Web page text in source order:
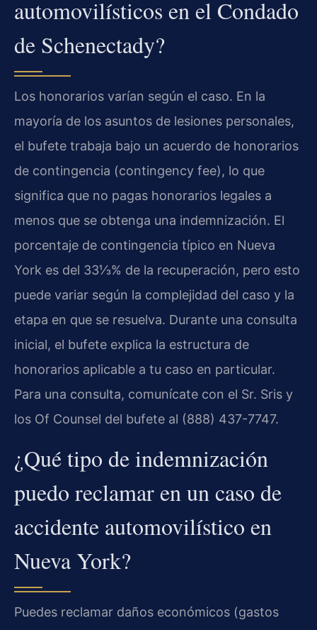
automovilísticos en el Condado
de Schenectady?
Los honorarios varían según el caso. En la
mayoría de los asuntos de lesiones personales,
el bufete trabaja bajo un acuerdo de honorarios
de contingencia (contingency fee), lo que
significa que no pagas honorarios legales a
menos que se obtenga una indemnización. El
porcentaje de contingencia típico en Nueva
York es del 33⅓% de la recuperación, pero esto
puede variar según la complejidad del caso y la
etapa en que se resuelva. Durante una consulta
inicial, el bufete explica la estructura de
honorarios aplicable a tu caso en particular.
Para una consulta, comunícate con el Sr. Sris y
los Of Counsel del bufete al (888) 437-7747.
¿Qué tipo de indemnización
puedo reclamar en un caso de
accidente automovilístico en
Nueva York?
Puedes reclamar daños económicos (gastos